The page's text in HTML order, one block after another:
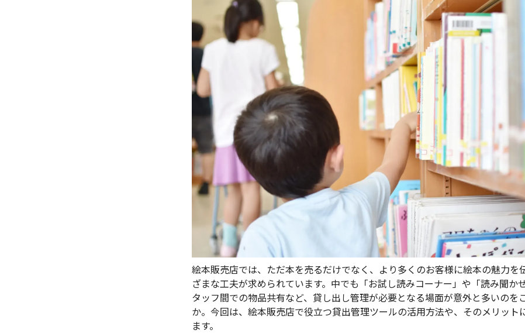
絵本販売店では、ただ本を売るだけでなく、より多くのお客様に絵本の魅力を
ざまな工夫が求められています。中でも「お試し読みコーナー」や「読み聞か
タッフ間での物品共有など、貸し出し管理が必要となる場面が意外と多いのを
か。今回は、絵本販売店で役立つ貸出管理ツールの活用方法や、そのメリット
ます。